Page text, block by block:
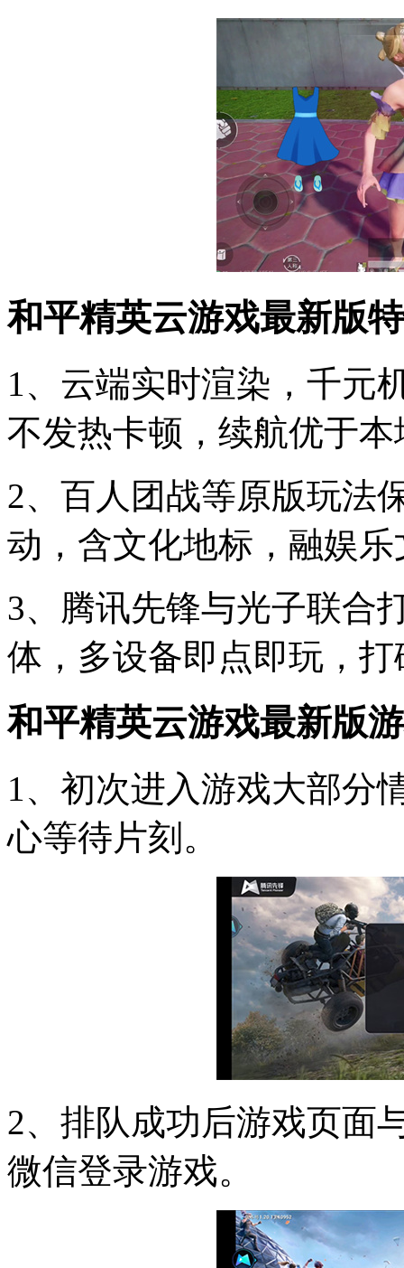
和平精英云游戏最新版
1、云端实时渲染，千元
不发热卡顿，续航优于本
2、百人团战等原版玩法
动，含文化地标，融娱乐
3、腾讯先锋与光子联合
体，多设备即点即玩，
和平精英云游戏最新版
1、初次进入游戏大部分
心等待片刻。
2、排队成功后游戏页面
微信登录游戏。